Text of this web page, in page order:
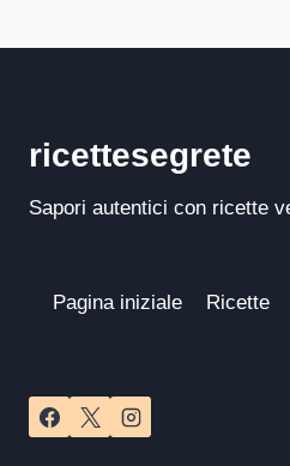
ricettesegrete
Sapori autentici con ricette
Pagina iniziale Ricette